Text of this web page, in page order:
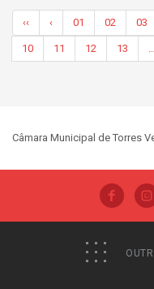
‹‹ ‹ 01 02 03
10 11 12 13
Câmara Municipal de Torres